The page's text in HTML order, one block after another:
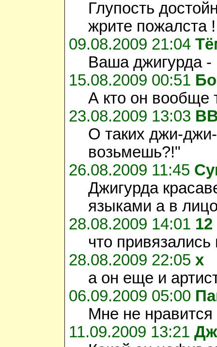
Глупость
жрите пожалста
09.08.2009 21:04
Ваша джигурда -
15.08.2009 00:51
А кто он вообще
23.08.2009 13:03
О таких джи-
возьмешь?!"
26.08.2009 11:45
Джигурда
языками а в
28.08.2009 14:01 12
что
28.08.2009 22:05 х
а он еще и
06.09.2009 05:00
Мне не
11.09.2009 13:21